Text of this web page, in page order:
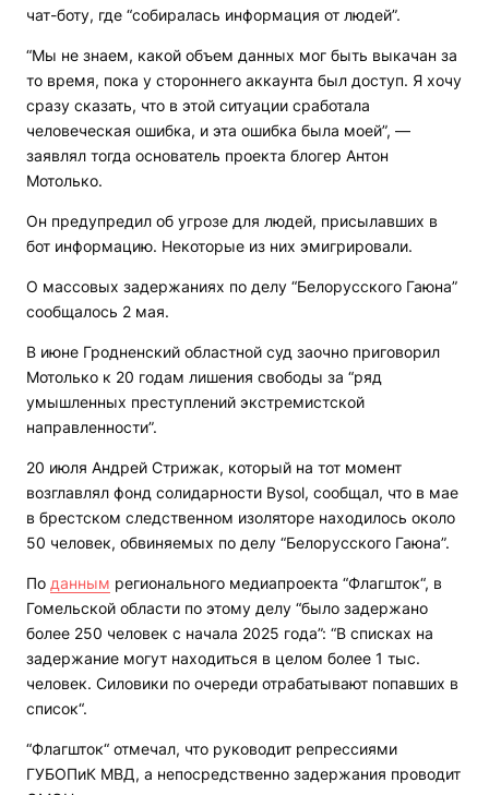
чат-боту, где “собиралась информация от людей”.
“Мы не знаем, какой объем данных мог быть выкачан за
то время, пока у стороннего аккаунта был доступ. Я хочу
сразу сказать, что в этой ситуации сработала
человеческая ошибка, и эта ошибка была моей”, —
заявлял тогда основатель проекта блогер Антон
Мотолько.
Он предупредил об угрозе для людей, присылавших в
бот информацию. Некоторые из них эмигрировали.
О массовых задержаниях по делу “Белорусского Гаюна”
сообщалось 2 мая.
В июне Гродненский областной суд заочно приговорил
Мотолько к 20 годам лишения свободы за “ряд
умышленных преступлений экстремистской
направленности”.
20 июля Андрей Стрижак, который на тот момент
возглавлял фонд солидарности Bysol, сообщал, что в мае
в брестском следственном изоляторе находилось около
50 человек, обвиняемых по делу “Белорусского Гаюна”.
По данным регионального медиапроекта “Флагшток“, в
Гомельской области по этому делу “было задержано
более 250 человек с начала 2025 года”: “В списках на
задержание могут находиться в целом более 1 тыс.
человек. Силовики по очереди отрабатывают попавших в
список“.
“Флагшток“ отмечал, что руководит репрессиями
ГУБОПиК МВД, а непосредственно задержания проводит